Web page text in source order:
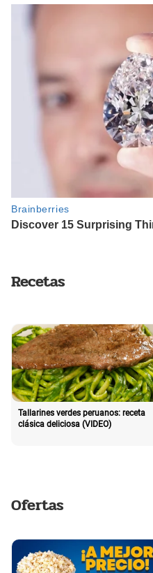
Recetas
Tallarines verdes peruanos: receta
clásica deliciosa (VIDEO)
Ofertas